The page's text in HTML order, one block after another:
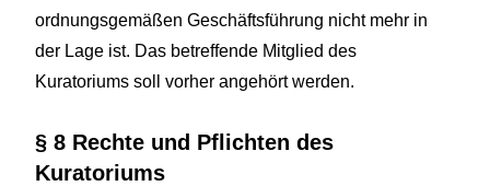
ordnungsgemäßen Geschäftsführung nicht mehr in
der Lage ist. Das betreffende Mitglied des
Kuratoriums soll vorher angehört werden.
§ 8 Rechte und Pflichten des
Kuratoriums